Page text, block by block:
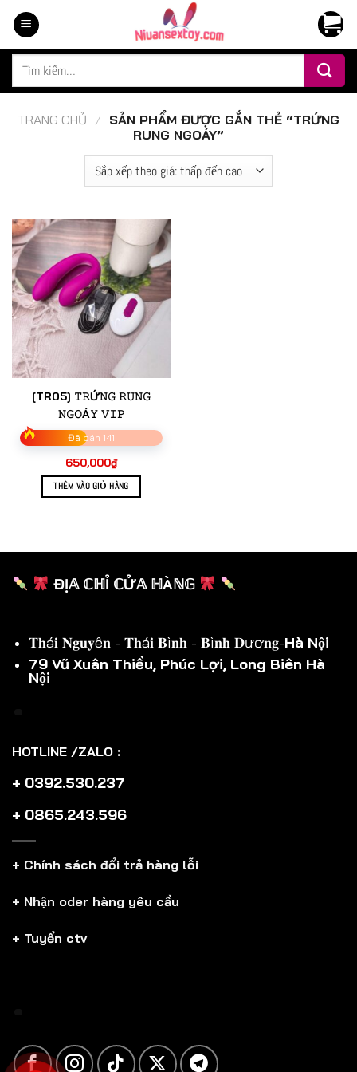
Chuyển
đến
nội
dung
Tìm
TRANG CHỦ / SẢN PHẨM ĐƯỢC GẮN THẺ “TRỨNG
RUNG NGOÁY”
[TR05] 𝚃𝚁Ứ𝙽𝙶 𝚁𝚄𝙽𝙶
𝙽𝙶𝙾Á𝚈 𝚅𝙸𝙿
Đã bán 141
650,000₫
THÊM VÀO GIỎ HÀNG
ĐỊ𝔸 ℂℍỈ ℂỬ𝔸 ℍÀℕ𝔾
𝐓𝐡á𝐢 𝐍𝐠𝐮𝐲ê𝐧 - 𝐓𝐡á𝐢 𝐁ì𝐧𝐡 - 𝐁ì𝐧𝐡 𝐃ươ𝐧𝐠-Hà Nội
79 Vũ Xuân Thiều, Phúc Lợi, Long Biên Hà
Nội
HOTLINE /ZALO :
+ 0392.530.237
+ 0865.243.596
+ Chính sách đổi trả hàng lỗi
+ Nhận oder hàng yêu cầu
+ Tuyển ctv